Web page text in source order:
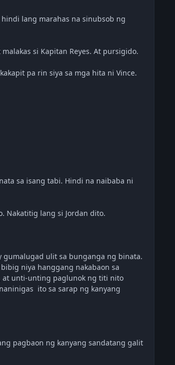
lang marahas na sinubsob ng
si Kapitan Reyes. At pursigido.
pa rin siya sa mga hita ni Vince.
sa isang tabi. Hindi na naibaba ni
Nakatitig lang si Jordan dito.
gumalugad ulit sa bunganga ng binata.
niya hanggang nakabaon sa
at unti-unting paglunok ng titi nito
ito sa sarap ng kanyang
pagbaon ng kanyang sandatang galit